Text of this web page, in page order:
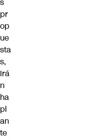
pr
op
ue
sta
s,
Irá
n
ha
pl
an
te